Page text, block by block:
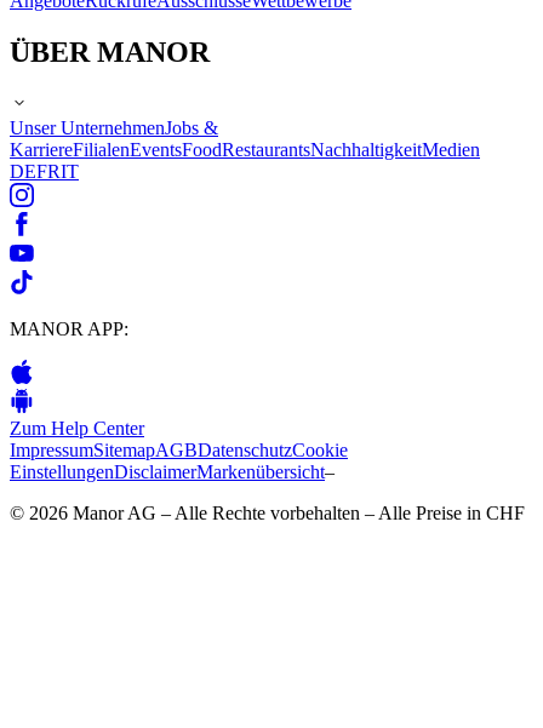
ÜBER MANOR
Unser UnternehmenJobs &
KarriereFilialenEventsFoodRestaurantsNachhaltigkeitMedien
DEFRIT
MANOR APP:
Zum Help Center
ImpressumSitemapAGBDatenschutzCookie
EinstellungenDisclaimerMarkenübersicht–
© 2026 Manor AG – Alle Rechte vorbehalten – Alle Preise in CHF